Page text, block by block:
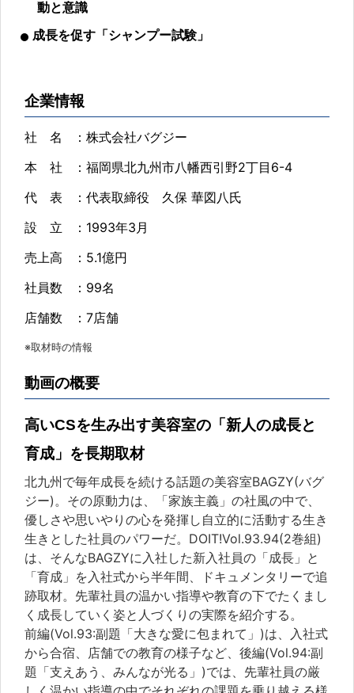
動と意識
成長を促す「シャンプー試験」
企業情報
社 名
：株式会社バグジー
本 社
：福岡県北九州市八幡西引野2丁目6-4
代 表
：代表取締役 久保 華図八氏
設 立
：1993年3月
売上高
：5.1億円
社員数
：99名
店舗数
：7店舗
※取材時の情報
動画の概要
高いCSを生み出す美容室の「新人の成長と
育成」を長期取材
北九州で毎年成長を続ける話題の美容室BAGZY(バグ
ジー)。その原動力は、「家族主義」の社風の中で、
優しさや思いやりの心を発揮し自立的に活動する生き
生きとした社員のパワーだ。DOIT!Vol.93.94(2巻組)
は、そんなBAGZYに入社した新入社員の「成長」と
「育成」を入社式から半年間、ドキュメンタリーで追
跡取材。先輩社員の温かい指導や教育の下でたくまし
く成長していく姿と人づくりの実際を紹介する。
前編(Vol.93:副題「大きな愛に包まれて」)は、入社式
から合宿、店舗での教育の様子など、後編(Vol.94:副
題「支えあう、みんなが光る」)では、先輩社員の厳